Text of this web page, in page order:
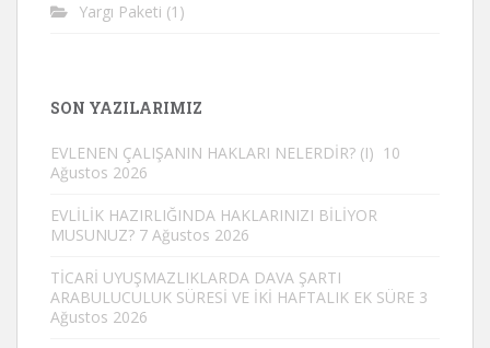
Yargı Paketi (1)
SON YAZILARIMIZ
EVLENEN ÇALIŞANIN HAKLARI NELERDİR? (I) 10
Ağustos 2026
EVLİLİK HAZIRLIĞINDA HAKLARINIZI BİLİYOR
MUSUNUZ? 7 Ağustos 2026
TİCARİ UYUŞMAZLIKLARDA DAVA ŞARTI
ARABULUCULUK SÜRESİ VE İKİ HAFTALIK EK SÜRE 3
Ağustos 2026